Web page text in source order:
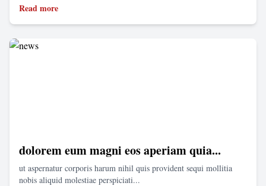
Read more
dolorem eum magni eos aperiam quia...
ut aspernatur corporis harum nihil quis provident sequi mollitia
nobis aliquid molestiae perspiciati...